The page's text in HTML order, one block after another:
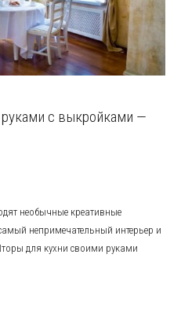
с выкройками —
необычные креативные
непримечательный интерьер и
для кухни своими руками